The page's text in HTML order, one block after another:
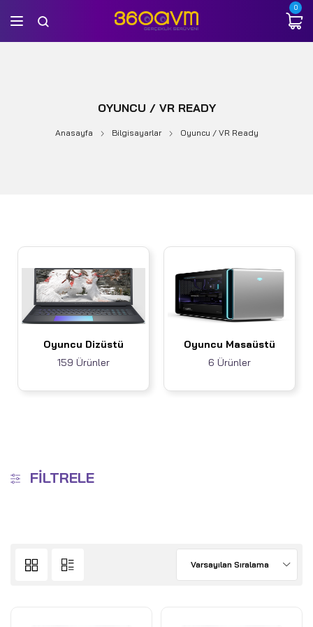
0
OYUNCU / VR READY
Anasayfa Bilgisayarlar Oyuncu / VR Ready
Oyuncu Dizüstü
159 Ürünler
Oyuncu Masaüstü
6 Ürünler
FILTRELE
Varsayılan Sıralama